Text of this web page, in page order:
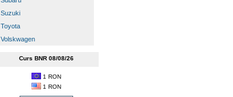
Suzuki
Toyota
Volskwagen
Curs BNR 08/08/26
1 RON
1 RON